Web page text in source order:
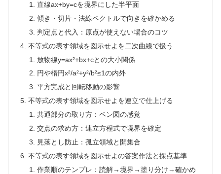
直線ax+by=cを境界にした半平面
傾き・切片・法線ベクトルで向きを確かめる
判定点と代入：原点が使えない場合のコツ
不等式の表す領域を図示せよを二次曲線で扱う
放物線y=ax²+bx+cとの大小関係
円や楕円x²/a²+y²/b²≤1の内外
平方完成と回転移動の影響
不等式の表す領域を図示せよを連立で仕上げる
共通部分の取り方：ベン図の感覚
交点の求め方：連立方程式で境界を確定
見落とし防止：孤立領域と開集合
不等式の表す領域を図示せよの答案作法と採点基準
作業順のテンプレ：読解→境界→塗り分け→確かめ